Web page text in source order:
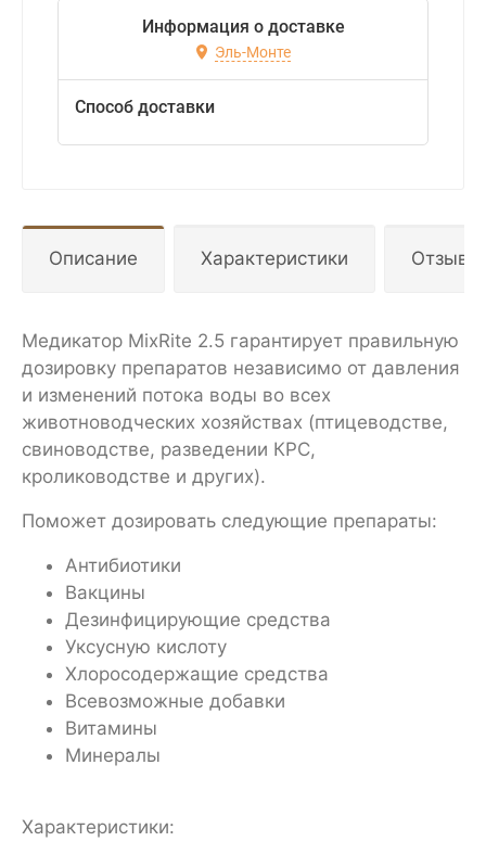
Информация о доставке
Эль-Монте
Способ доставки
Описание Характеристики
Медикатор MixRite 2.5 гарантирует правильную
дозировку препаратов независимо от давления
и изменений потока воды во всех
животноводческих хозяйствах (птицеводстве,
свиноводстве, разведении КРС,
кролиководстве и других).
Поможет дозировать следующие препараты:
Антибиотики
Вакцины
Дезинфицирующие средства
Уксусную кислоту
Хлоросодержащие средства
Всевозможные добавки
Витамины
Минералы
Характеристики: